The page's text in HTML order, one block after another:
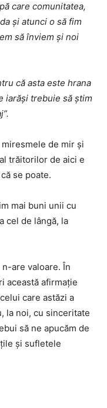
care comunitatea,
și atunci o să fim
să înviem și noi
că asta este hrana
iarăși trebuie să știm
de mir şi
trăitorilor de aici e
se poate.
mai buni unii cu
cel de lângă, la
are valoare. În
această afirmaţie
care astăzi a
la noi, cu sinceritate
să ne apucăm de
şi sufletele